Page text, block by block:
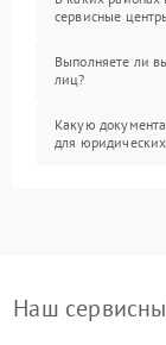
сервисные
Выполняете ли
лиц?
Какую
для
Наш